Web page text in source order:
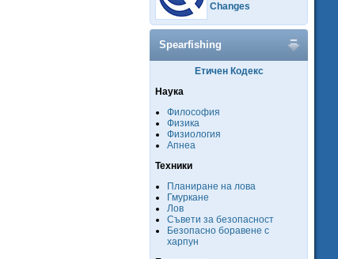
Changes
Spearfishing
Етичен Кодекс
Наука
Философия
Физика
Физиология
Апнеа
Техники
Планиране на лова
Гмуркане
Лов
Съвети за безопасност
Безопасно боравене с
харпун